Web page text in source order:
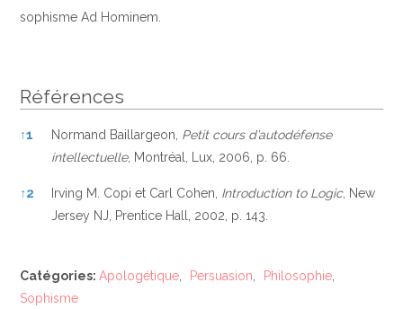
sophisme Ad Hominem.
Références
Références
↑1 Normand Baillargeon, Petit cours d’autodéfense
intellectuelle, Montréal, Lux, 2006, p. 66.
↑2 Irving M. Copi et Carl Cohen, Introduction to Logic, New
Jersey NJ, Prentice Hall, 2002, p. 143.
Catégories: Apologétique, Persuasion Philosophie,
Sophisme